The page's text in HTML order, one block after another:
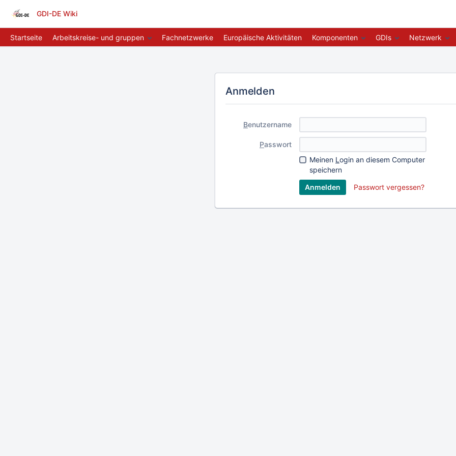
GDI-DE Wiki
Startseite Arbeitskreise- und gruppen Fachnetzwerke Europäische Aktivitäten Komponenten GDIs Netzwerk
Anmelden
Benutzername
Passwort
Meinen L ogin an diesem Computer
speichern
Passwort vergessen?